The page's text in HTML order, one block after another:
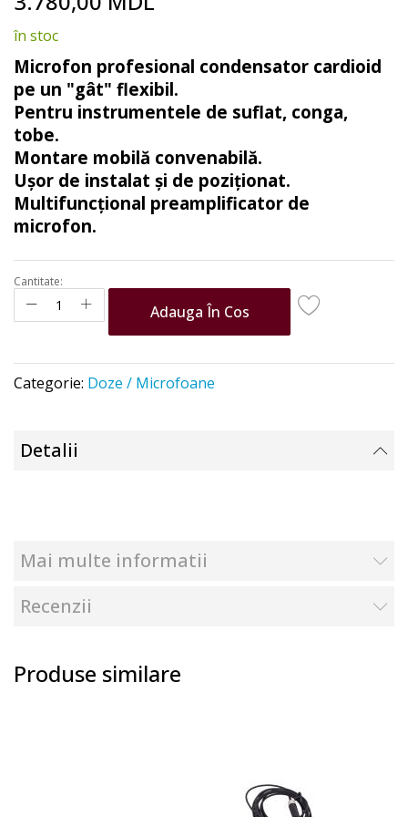
beginning
of
the
images
gallery
în stoc
Microfon profesional condensator cardioid
pe un "gât" flexibil.
Pentru instrumentele de suflat, conga,
tobe.
Montare mobilă convenabilă.
Ușor de instalat și de poziționat.
Multifuncțional preamplificator de
microfon.
Cantitate:
Adauga În Cos
Categorie: Doze / Microfoane
Detalii
Mai multe informatii
Recenzii
Produse similare